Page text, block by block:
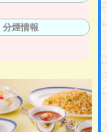
分煙情報